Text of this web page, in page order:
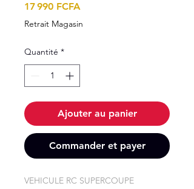
17 990 FCFA
Retrait Magasin
Quantité *
Ajouter au panier
Commander et payer
VEHICULE RC SUPERCOUPE